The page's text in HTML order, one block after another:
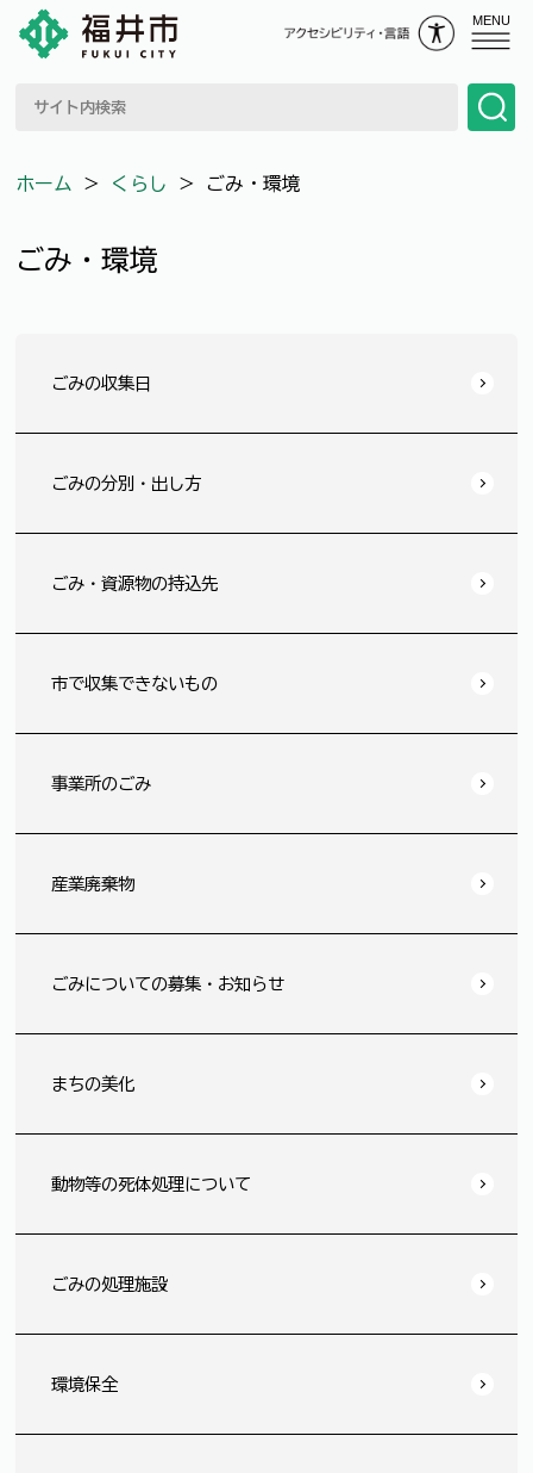
MENU
ホーム ＞ くらし ＞ ごみ・環境
ごみ・環境
ごみの収集日
ごみの分別・出し方
ごみ・資源物の持込先
市で収集できないもの
事業所のごみ
産業廃棄物
ごみについての募集・お知らせ
まちの美化
動物等の死体処理について
ごみの処理施設
環境保全